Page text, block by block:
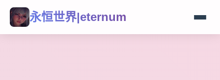
永恒世界|eternum